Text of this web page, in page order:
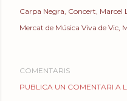
Carpa Negra Concert Marcel
Mercat de Música Viva de Vic
COMENTARIS
PUBLICA UN COMENTARI A